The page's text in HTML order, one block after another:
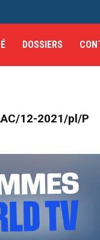
DOSSIERS
12-2021/pl/P